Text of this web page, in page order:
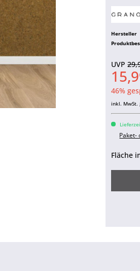
Hersteller
UVP
46%
inkl. MwSt.
Paket-
Fläche